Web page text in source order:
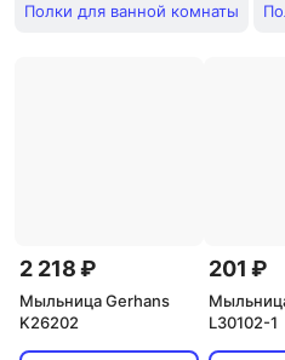
Полки для ванной комнаты
2 218 ₽
Мыльница Gerhans
K26202
201 ₽
L30102-1